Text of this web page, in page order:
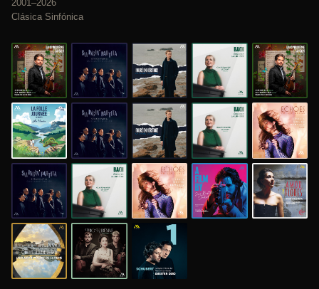
2001–2026
Clásica Sinfónica